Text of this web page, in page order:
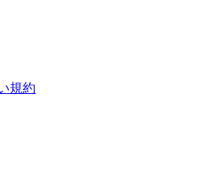
規約